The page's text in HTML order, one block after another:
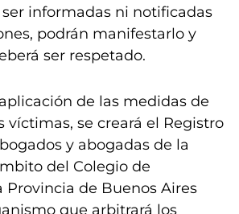
informadas ni notificadas
podrán manifestarlo y
ser respetado.
de las medidas de
víctimas, se creará el Registro
y abogadas de la
del Colegio de
Provincia de Buenos Aires
que arbitrará los